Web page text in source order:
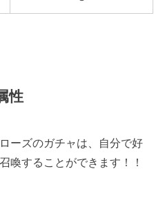
性
ーズのガチャは、自分で好
喚することができます！！